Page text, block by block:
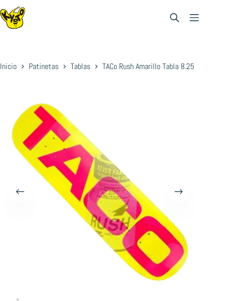
Saltar
al
contenido
Inicio Patinetas Tablas TACo Rush Amarillo Tabla 8.25